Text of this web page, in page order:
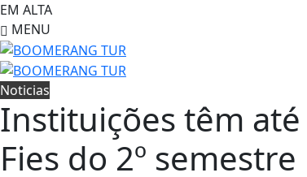
EM ALTA
MENU
Noticias
Instituições têm
Fies do 2º semestre